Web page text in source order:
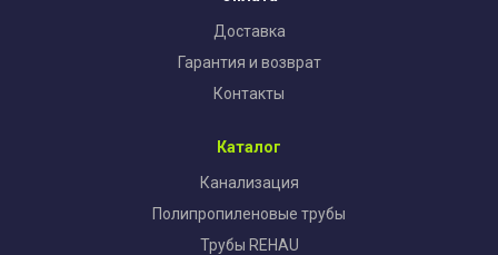
Доставка
Гарантия и возврат
Контакты
Каталог
Канализация
Полипропиленовые трубы
Трубы REHAU